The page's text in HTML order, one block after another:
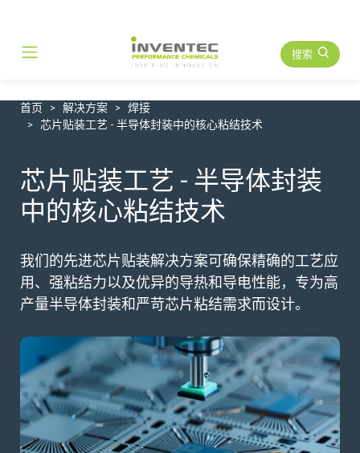
Main Navigation 搜索
首页 解决方案
焊接
芯片贴装工艺 - 半导体封装中的核心粘结技术
芯片贴装工艺 - 半导体封装
中的核心粘结技术
我们的先进芯片贴装解决方案可确保精确的工艺应
用、强粘结力以及优异的导热和导电性能，专为高
产量半导体封装和严苛芯片粘结需求而设计。